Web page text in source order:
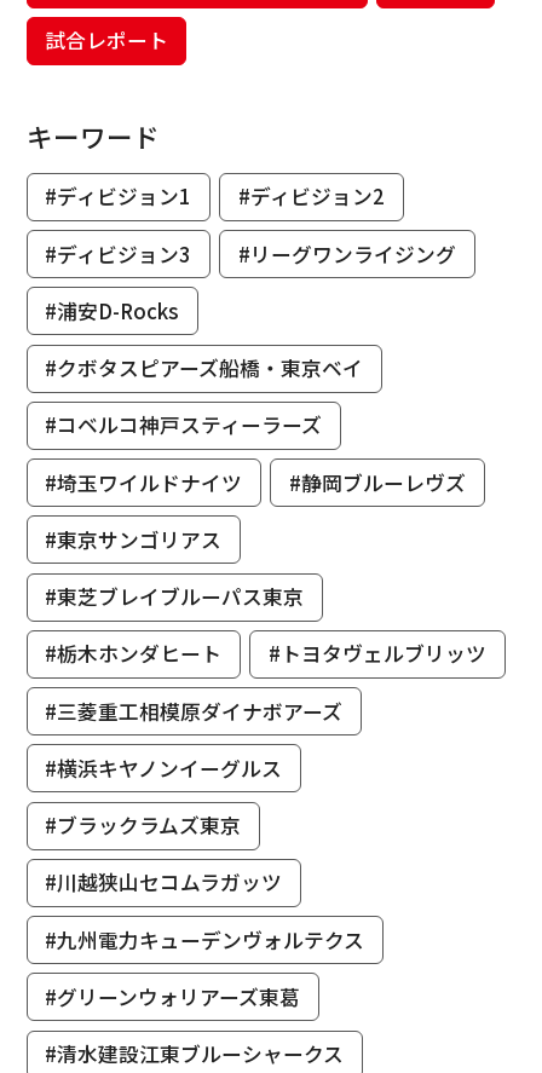
試合レポート
キーワード
#ディビジョン1
#ディビジョン2
#ディビジョン3
#リーグワンライジング
#浦安D-Rocks
#クボタスピアーズ船橋・東京ベイ
#コベルコ神戸スティーラーズ
#埼玉ワイルドナイツ
#静岡ブルーレヴズ
#東京サンゴリアス
#東芝ブレイブルーパス東京
#栃木ホンダヒート
#トヨタヴェルブリッツ
#三菱重工相模原ダイナボアーズ
#横浜キヤノンイーグルス
#ブラックラムズ東京
#川越狭山セコムラガッツ
#九州電力キューデンヴォルテクス
#グリーンウォリアーズ東葛
#清水建設江東ブルーシャークス